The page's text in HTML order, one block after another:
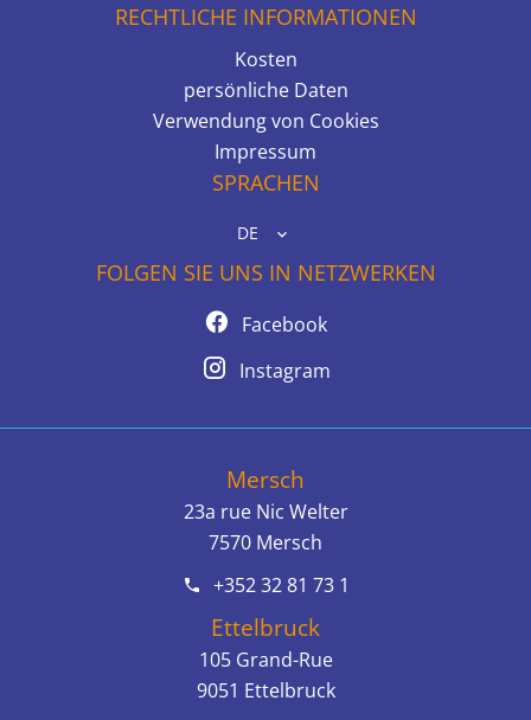
RECHTLICHE INFORMATIONEN
Kosten
persönliche Daten
Verwendung von Cookies
Impressum
SPRACHEN
DE
FOLGEN SIE UNS IN NETZWERKEN
Facebook
Instagram
Mersch
23a rue Nic Welter
7570 Mersch
+352 32 81 73 1
Ettelbruck
105 Grand-Rue
9051 Ettelbruck